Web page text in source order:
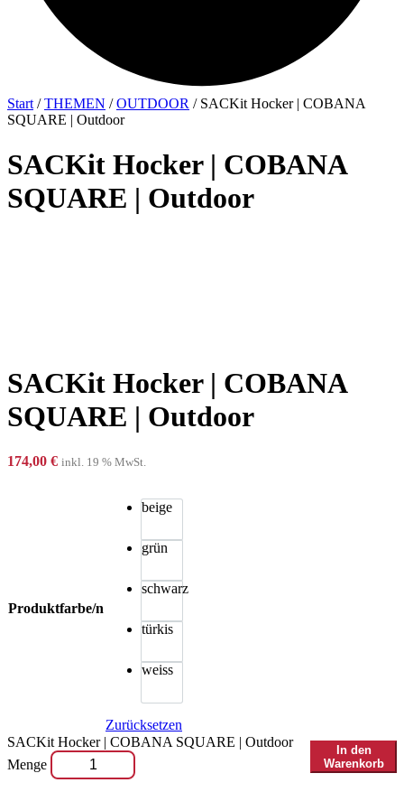
Start /THEMEN /OUTDOOR / SACKit Hocker | COBANA
SQUARE | Outdoor
SACKit Hocker | COBANA
SQUARE | Outdoor
SACKit Hocker | COBANA
SQUARE | Outdoor
174,00 € inkl. 19 % MwSt.
Produktfarbe/n
beige
grün
schwarz
türkis
weiss
Zurücksetzen
SACKit Hocker | COBANA SQUARE | Outdoor
Menge
In den
Warenkorb